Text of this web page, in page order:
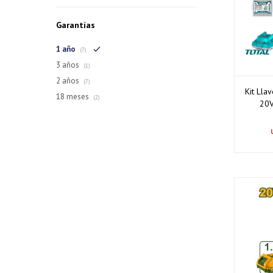
Kit
Garantías
1 año (7)
3 años (1)
2 años (7)
18 meses (2)